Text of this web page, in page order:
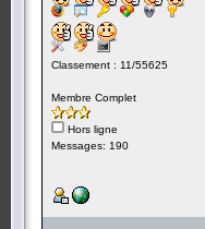
Classement : 11/55625
Membre Complet
Hors ligne
Messages: 190